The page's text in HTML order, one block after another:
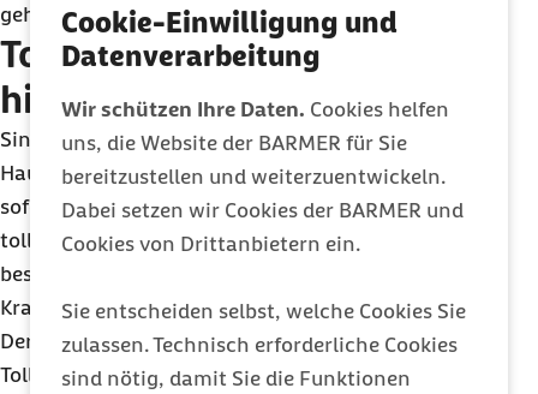
Cookie-Einwilligung und
Datenverarbeitung
Wir schützen Ihre Daten. Cookies helfen
uns, die Website der BARMER für Sie
bereitzustellen und weiterzuentwickeln.
Dabei setzen wir Cookies der BARMER und
Cookies von Drittanbietern ein.
Sie entscheiden selbst, welche Cookies Sie
zulassen. Technisch erforderliche Cookies
sind nötig, damit Sie die Funktionen
gehören sie zur Gruppe des Lyssa-Virus.
Tollwut: Welche Therapie
hilft?
Sind Sie oder Ihr Kind von einem Wild- oder
Haustier gebissen worden? Dann gehen Sie bitte
sofort zum Arzt. Denn auch wenn das
tollwutverdächtige Tier nicht die hier
beschriebenen Symptome zeigt, kann es die
Krankheit haben.
Der Arzt gibt Ihnen keine Medikamente, die gegen
Tollwut wirken, denn solche gibt es nicht.